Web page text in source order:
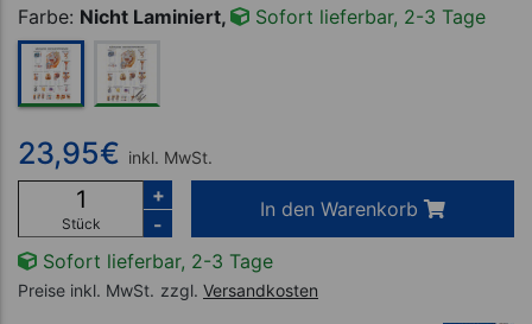
Farbe: Nicht Laminiert, Sofort lieferbar, 2-3 Tage
23,95€ inkl. MwSt.
Stück
+
-
In den Warenkorb
Sofort lieferbar, 2-3 Tage
Preise inkl. MwSt. zzgl. Versandkosten